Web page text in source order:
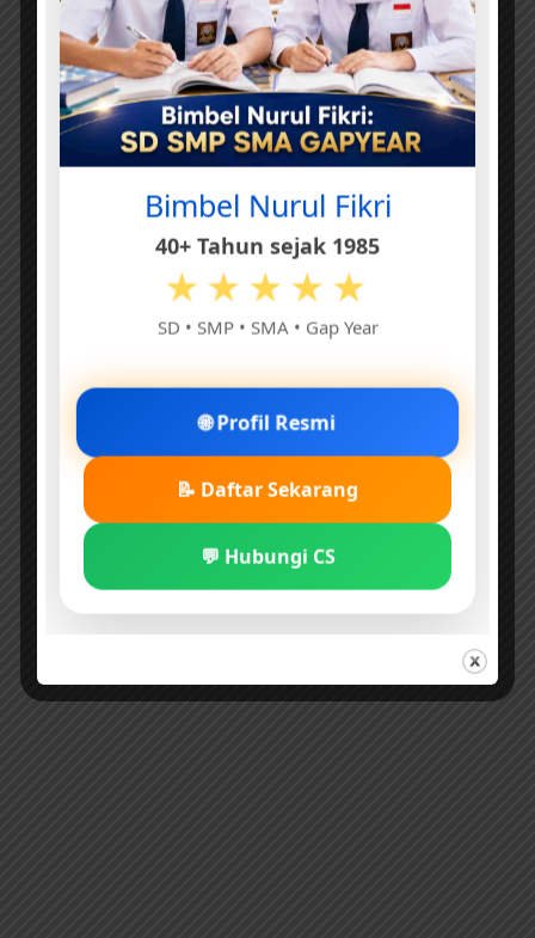
Bimbel Nurul Fikri
40+ Tahun sejak 1985
★★★★★
SD • SMP • SMA • Gap Year
🌐 Profil Resmi
📝 Daftar Sekarang
💬 Hubungi CS